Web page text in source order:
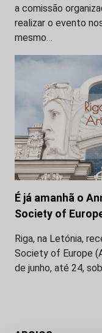
a comissão
realizar o evento
mesmo…
É já amanhã o
Society of
Riga, na Letónia,
Society of Europe
de junho, até 24,